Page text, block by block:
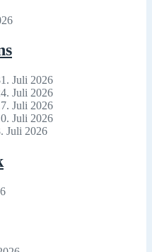
Juli 2026
Juli 2026
Juli 2026
Juli 2026
Juli 2026